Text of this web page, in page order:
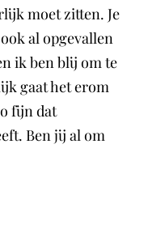
moet zitten. Je
al opgevallen
ik ben blij om te
gaat het erom
fijn dat
Ben jij al om